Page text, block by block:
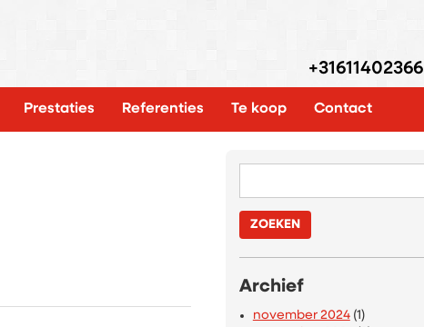
+31611402366
Prestaties Referenties Te koop Contact
Archief
november 2024(1)